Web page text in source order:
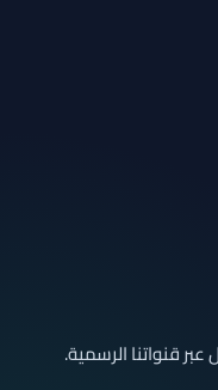
قنواتنا الرسمية.